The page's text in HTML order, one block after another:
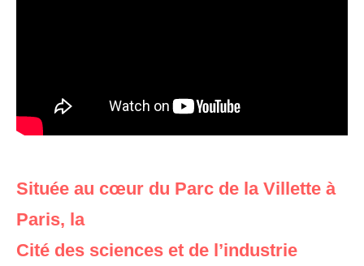
Située au cœur du Parc de la Villette à
Paris, la
Cité des sciences et de l’industrie